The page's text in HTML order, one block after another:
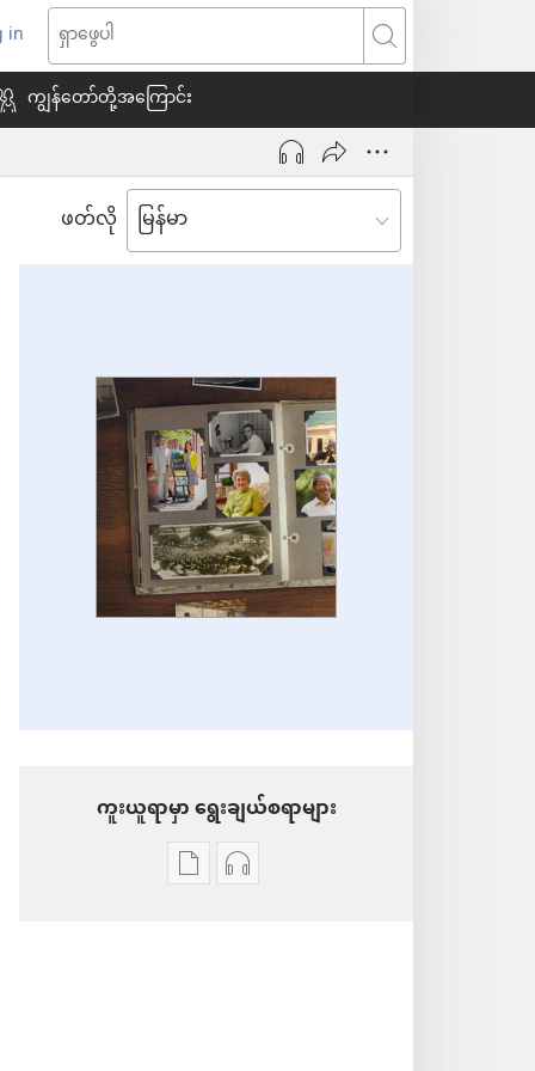
in
စ်
ရှာဖွေ
ပါ
ကျွန်တော်တို့အကြောင်း
ဖတ်လို
ကူးယူရာမှာ ရွေးချယ်စရာများ
စာပေအသံ